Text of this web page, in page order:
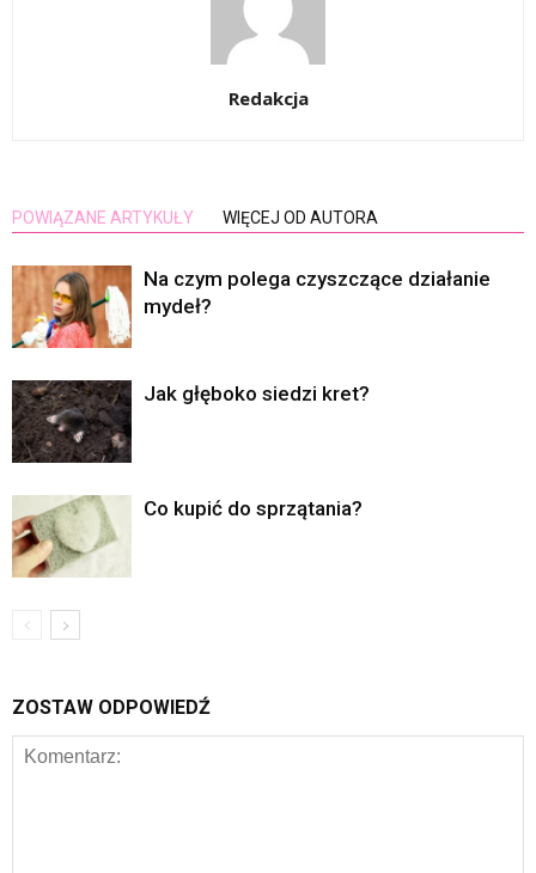
Redakcja
POWIĄZANE ARTYKUŁY WIĘCEJ OD AUTORA
Na czym polega czyszczące działanie
mydeł?
Jak głęboko siedzi kret?
Co kupić do sprzątania?
ZOSTAW ODPOWIEDŹ